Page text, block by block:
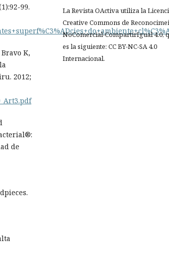
99.
K,
2012;
de
La Revista OActiva utiliza la
Creative Commons de
NoComercial-CompartirIgual 4.0,
es la siguiente: CC BY-NC-SA 4.0
Internacional.